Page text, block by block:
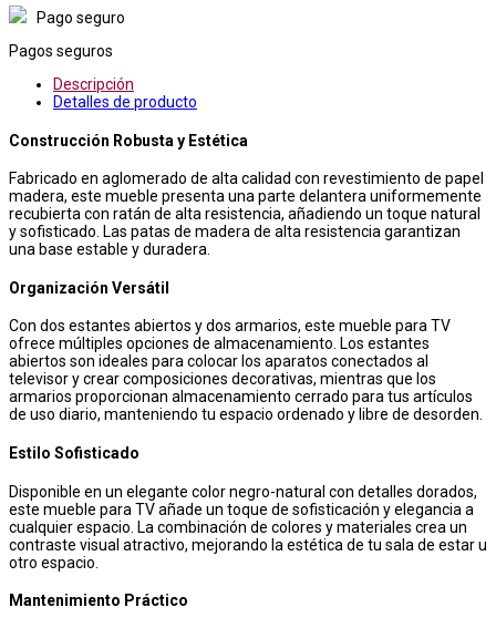
Pago seguro
Pagos seguros
Descripción
Detalles de producto
Construcción Robusta y Estética
Fabricado en aglomerado de alta calidad con revestimiento de papel
madera, este mueble presenta una parte delantera uniformemente
recubierta con ratán de alta resistencia, añadiendo un toque natural
y sofisticado. Las patas de madera de alta resistencia garantizan
una base estable y duradera.
Organización Versátil
Con dos estantes abiertos y dos armarios, este mueble para TV
ofrece múltiples opciones de almacenamiento. Los estantes
abiertos son ideales para colocar los aparatos conectados al
televisor y crear composiciones decorativas, mientras que los
armarios proporcionan almacenamiento cerrado para tus artículos
de uso diario, manteniendo tu espacio ordenado y libre de desorden.
Estilo Sofisticado
Disponible en un elegante color negro-natural con detalles dorados,
este mueble para TV añade un toque de sofisticación y elegancia a
cualquier espacio. La combinación de colores y materiales crea un
contraste visual atractivo, mejorando la estética de tu sala de estar u
otro espacio.
Mantenimiento Práctico